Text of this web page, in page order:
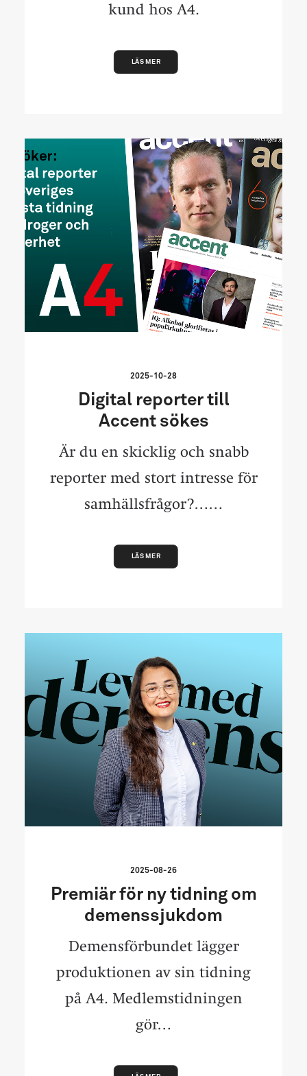
kund hos A4.
LÄS MER
2025-10-28
Digital reporter till
Accent sökes
Är du en skicklig och snabb
reporter med stort intresse för
samhällsfrågor?……
LÄS MER
2025-08-26
Premiär för ny tidning om
demenssjukdom
Demensförbundet lägger
produktionen av sin tidning
på A4. Medlemstidningen
gör…